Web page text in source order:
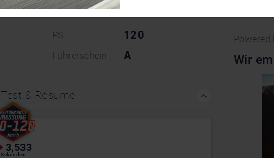
PS 120
Führerschein A
Test & Résumé
3,533
Sekunden
Wir